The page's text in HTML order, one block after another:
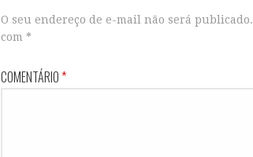
O seu endereço de e-mail não será publicado.
com *
COMENTÁRIO*